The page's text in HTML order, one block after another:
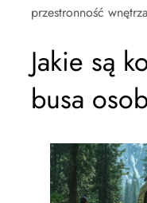
przestronność
Jakie są
busa